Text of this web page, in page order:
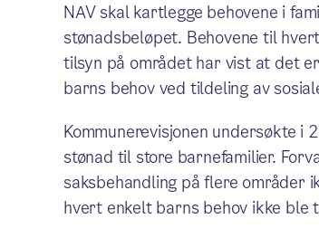
NAV skal kartlegge behovene i
stønadsbeløpet. Behovene til
tilsyn på området har vist at det
barns behov ved tildeling av
Kommunerevisjonen undersøkte i
stønad til store barnefamilier.
saksbehandling på flere områder
hvert enkelt barns behov ikke ble